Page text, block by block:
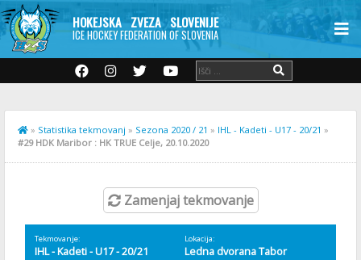
HOKEJSKA ZVEZA SLOVENIJE
ICE HOCKEY FEDERATION OF SLOVENIA
» Statistika tekmovanj » Sezona 2020 / 21 » IHL - Kadeti - U17 - 20/21 »
#29 HDK Maribor : HK TRUE Celje, 20.10.2020
Zamenjaj tekmovanje
Tekmovanje:
IHL - Kadeti - U17 - 20/21
Lokacija:
Ledna dvorana Tabor